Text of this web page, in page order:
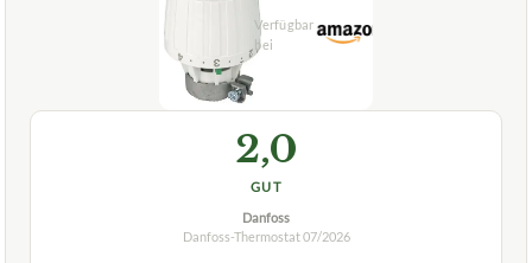
2,0
GUT
Danfoss
Danfoss-Thermostat07/2026